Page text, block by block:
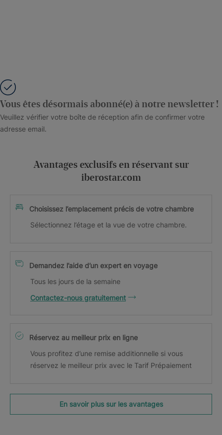
Vous êtes désormais abonné(e) à notre newsletter !
Veuillez vérifier votre boîte de réception afin de confirmer votre
adresse email.
Avantages exclusifs en réservant sur
iberostar.com
Choisissez l’emplacement précis de votre chambre
Sélectionnez l’étage et la vue de votre chambre.
Demandez l’aide d’un expert en voyage
Tous les jours de la semaine
Contactez-nous gratuitement
Réservez au meilleur prix en ligne
Vous profitez d’une remise additionnelle si vous
réservez le meilleur prix avec le Tarif Prépaiement
En savoir plus sur les avantages